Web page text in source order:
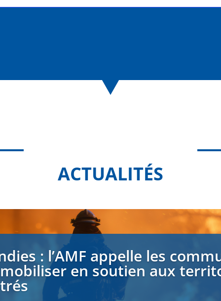
ACTUALITÉS
: l’AMF appelle les
en soutien aux